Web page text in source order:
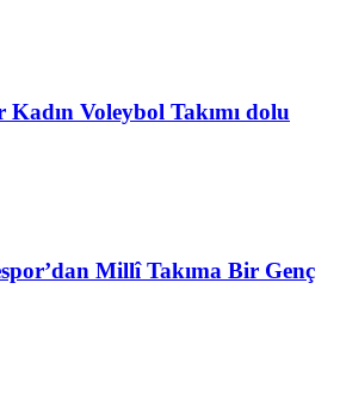
Kadın Voleybol Takımı dolu
Millî Takıma Bir Genç